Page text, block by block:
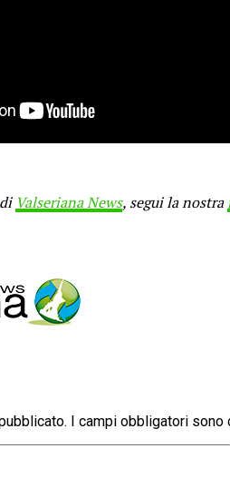
Valseriana News, segui la nostra
I campi obbligatori sono